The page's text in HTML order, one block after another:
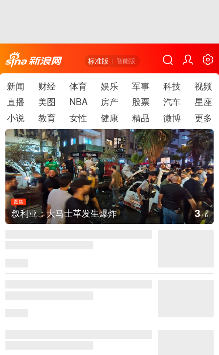
标准版 智能版
新闻 财经 体育 娱乐 军事 科技
视频
直播
美图 NBA 房产 股票 汽车
星座
小说
教育 女性 健康 精品 微博 更多
图集
云南弥勒：欢庆火把节 4/6